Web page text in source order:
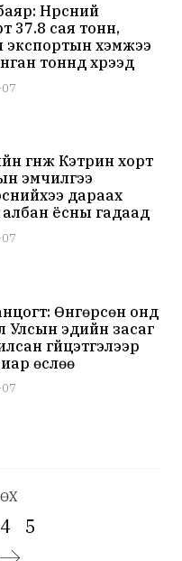
Нүүрсний
37.8 сая тонн,
экспортын хэмжээ
тоннд хүрээд
гүнж Кэтрин хорт
эмчилгээ
дараах
ёсны гадаад
хийхээр болжээ
Өнгөрсөн онд
Улсын эдийн засаг
гүйцэтгэлээр
өслөө
4 5